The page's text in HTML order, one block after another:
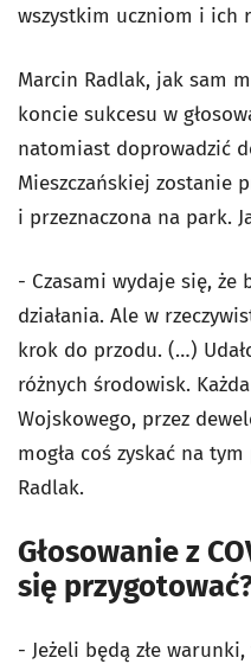
wszystkim uczniom i ich
Marcin Radlak, jak sam
koncie sukcesu w
natomiast doprowadzić
Mieszczańskiej zostanie
i przeznaczona na park.
- Czasami wydaje się, że
działania. Ale w
krok do przodu. (…)
różnych środowisk.
Wojskowego, przez
mogła coś zyskać na
Radlak.
Głosowanie z
się
- Jeżeli będą złe